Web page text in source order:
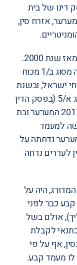
דינו של בית
אזרח סין,
המערער שהה בישראל כמעט ברציפות מאז שנת 2000.
בשנת 2007 המערער קיבל רישיון ישיבה מסוג ב/1 מכוח
ישראל, ובשנת
2008 שודרג מעמדו לרישיון ישיבה מסוג א/5 (בפסק הדין
נכתב "ב/5"), שחודש מעת לעת. בשנת 2017 המערער ובת
למעמד
נדחתה על
לעררים נדחה
היה על
כבר לפני
ההליך), אולם בשל
לקבלת
אף על פי
לו מעמד קבע.